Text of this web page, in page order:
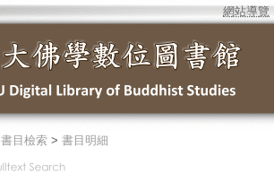
網站導覽
書目檢索 > 書目明細